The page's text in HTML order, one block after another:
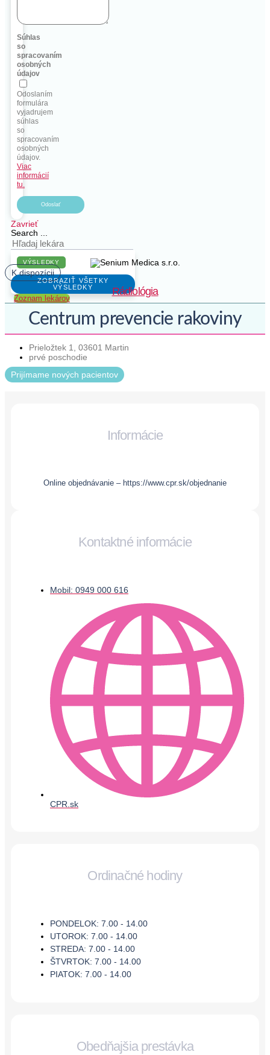
Súhlas
so
spracovaním
osobných
údajov
Odoslaním
formulára
vyjadrujem
súhlas
so
spracovaním
osobných
údajov.
Viac
informácií
tu.
Odoslať
Zavrieť
Search ...
VÝSLEDKY
ZOBRAZIŤ VŠETKY
VÝSLEDKY
Zoznam lekárov
K dispozícii
Rádiológia
Centrum prevencie rakoviny
Prieložtek 1, 03601 Martin
prvé poschodie
Prijímame nových pacientov
Informácie
Online objednávanie – https://www.cpr.sk/objednanie
Kontaktné informácie
Mobil: 0949 000 616
CPR.sk
Ordinačné hodiny
PONDELOK: 7.00 - 14.00
UTOROK: 7.00 - 14.00
STREDA: 7.00 - 14.00
ŠTVRTOK: 7.00 - 14.00
PIATOK: 7.00 - 14.00
Obedňajšia prestávka